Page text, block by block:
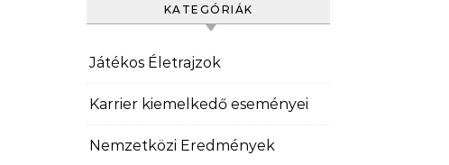
KATEGÓRIÁK
Játékos Életrajzok
Karrier kiemelkedő eseményei
Nemzetközi Eredmények